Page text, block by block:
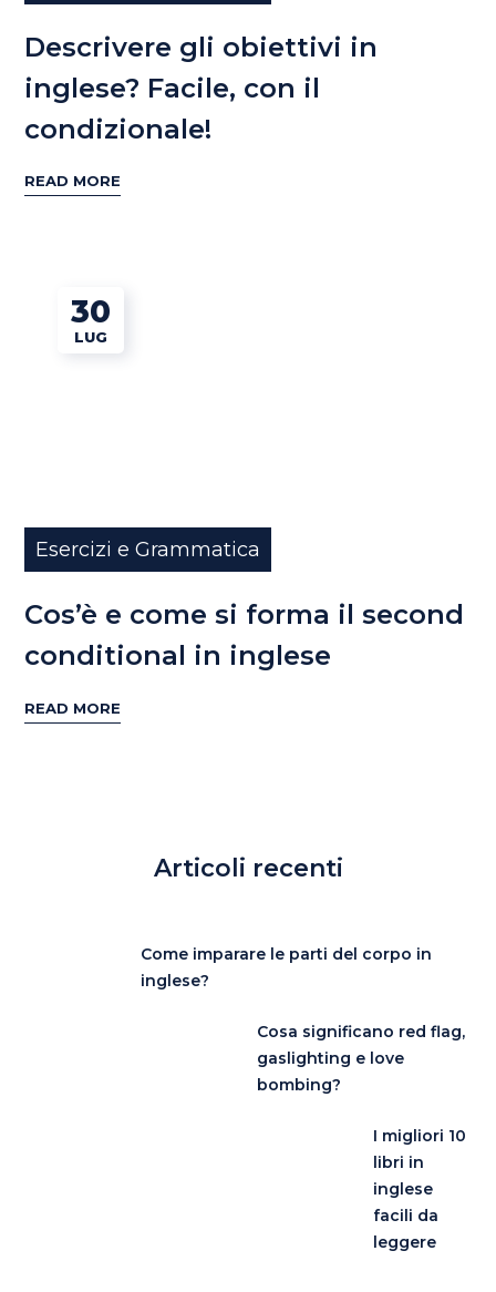
Descrivere gli obiettivi in
inglese? Facile, con il
condizionale!
READ MORE
30
LUG
Esercizi e Grammatica
Cos’è e come si forma il second
conditional in inglese
READ MORE
Articoli recenti
Come imparare le parti del corpo in
inglese?
Cosa significano red flag,
gaslighting e love
bombing?
I migliori 10
libri in
inglese
facili da
leggere